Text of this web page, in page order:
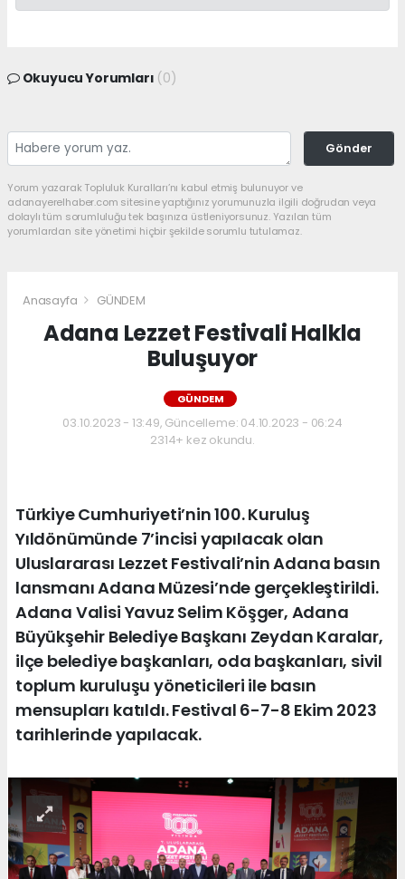
Okuyucu Yorumları (0)
Gönder
Yorum yazarak Topluluk Kuralları’nı kabul etmiş bulunuyor ve
adanayerelhaber.com sitesine yaptığınız yorumunuzla ilgili doğrudan veya
dolaylı tüm sorumluluğu tek başınıza üstleniyorsunuz. Yazılan tüm
yorumlardan site yönetimi hiçbir şekilde sorumlu tutulamaz.
Anasayfa GÜNDEM
Adana Lezzet Festivali Halkla
Buluşuyor
GÜNDEM
03.10.2023 - 13:49, Güncelleme: 04.10.2023 - 06:24
2314+ kez okundu.
Türkiye Cumhuriyeti’nin 100. Kuruluş
Yıldönümünde 7’incisi yapılacak olan
Uluslararası Lezzet Festivali’nin Adana basın
lansmanı Adana Müzesi’nde gerçekleştirildi.
Adana Valisi Yavuz Selim Köşger, Adana
Büyükşehir Belediye Başkanı Zeydan Karalar,
ilçe belediye başkanları, oda başkanları, sivil
toplum kuruluşu yöneticileri ile basın
mensupları katıldı. Festival 6-7-8 Ekim 2023
tarihlerinde yapılacak.